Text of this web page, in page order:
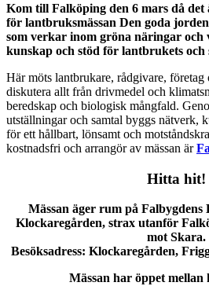
Kom till Falköping den 6 mars då det
för lantbruksmässan Den goda
som verkar inom gröna näringar och
kunskap och stöd för lantbrukets och
Här möts lantbrukare, rådgivare,
diskutera allt från drivmedel och
beredskap och biologisk mångfald.
utställningar och samtal byggs nätverk,
för ett hållbart, lönsamt och
kostnadsfri och arrangör av mässan är
Hitta hit!
Mässan äger rum på Falbygdens
Klockaregården, strax utanför
mot Skara.
Besöksadress: Klockaregården,
Mässan har öppet mellan